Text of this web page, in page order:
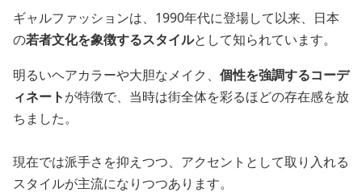
ギャルファッションは、1990年代に登場して以来、日本
の若者文化を象徴するスタイルとして知られています。
明るいヘアカラーや大胆なメイク、 個性を強調するコーデ
ィネートが特徴で、当時は街全体を彩るほどの存在感を放
ちました。
現在では派手さを抑えつつ、アクセントとして取り入れる
スタイルが主流になりつつあります。